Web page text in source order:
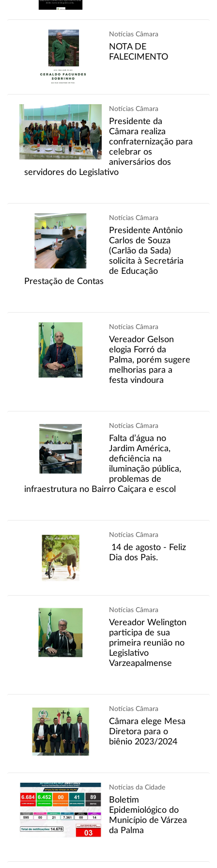
Notícias Câmara
NOTA DE
FALECIMENTO
Notícias Câmara
Presidente da
Câmara realiza
confraternização para
celebrar os
aniversários dos
servidores do Legislativo
Notícias Câmara
Presidente Antônio
Carlos de Souza
(Carlão da Sada)
solicita à Secretária
de Educação
Prestação de Contas
Notícias Câmara
Vereador Gelson
elogia Forró da
Palma, porém sugere
melhorias para a
festa vindoura
Notícias Câmara
Falta d’água no
Jardim América,
deficiência na
iluminação pública,
problemas de
infraestrutura no Bairro Caiçara e escol
Notícias Câmara
14 de agosto - Feliz
Dia dos Pais.
Notícias Câmara
Vereador Welington
participa de sua
primeira reunião no
Legislativo
Varzeapalmense
Notícias Câmara
Câmara elege Mesa
Diretora para o
biênio 2023/2024
Notícias da Cidade
Boletim
Epidemiológico do
Município de Várzea
da Palma